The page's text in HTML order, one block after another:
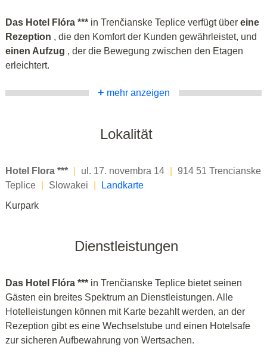
Das Hotel Flóra *** in Trenčianske Teplice verfügt über eine
Rezeption , die den Komfort der Kunden gewährleistet, und
einen Aufzug , der die Bewegung zwischen den Etagen
erleichtert.
+ mehr anzeigen
Lokalität
Hotel Flora *** ul. 17. novembra 14
914 51 Trencianske
Teplice
Slowakei
Landkarte
Kurpark
Dienstleistungen
Das Hotel Flóra *** in Trenčianske Teplice bietet seinen
Gästen ein breites Spektrum an Dienstleistungen. Alle
Hotelleistungen können mit Karte bezahlt werden, an der
Rezeption gibt es eine Wechselstube und einen Hotelsafe
zur sicheren Aufbewahrung von Wertsachen.